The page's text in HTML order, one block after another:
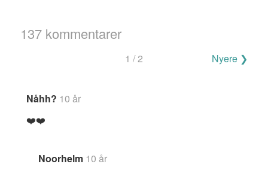
137 kommentarer
kommentarer
1 / 2 Nyere ❯
Nåhh? 10 år
❤️❤️
Noorhelm 10 år